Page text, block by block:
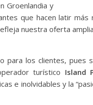
Groenlandia y
que hacen latir
nuestra oferta
para los clientes, pues
turístico Island
e inolvidables y la